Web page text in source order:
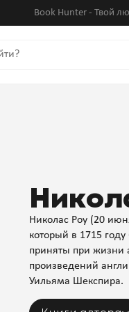
Book Hunter - Твой
Николас Роу (20
который в 1715
приняты при жизни
произведений
Уильяма Шекспира.